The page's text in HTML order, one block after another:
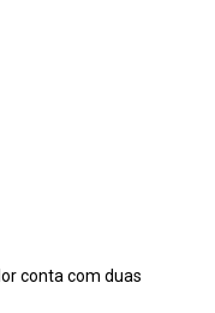
conta com duas